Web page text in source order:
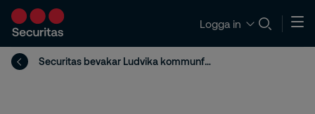
Logga in
Securitas bevakar Ludvika kommunfastigheter